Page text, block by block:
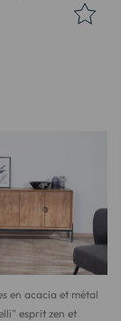
en acacia et métal
esprit zen et